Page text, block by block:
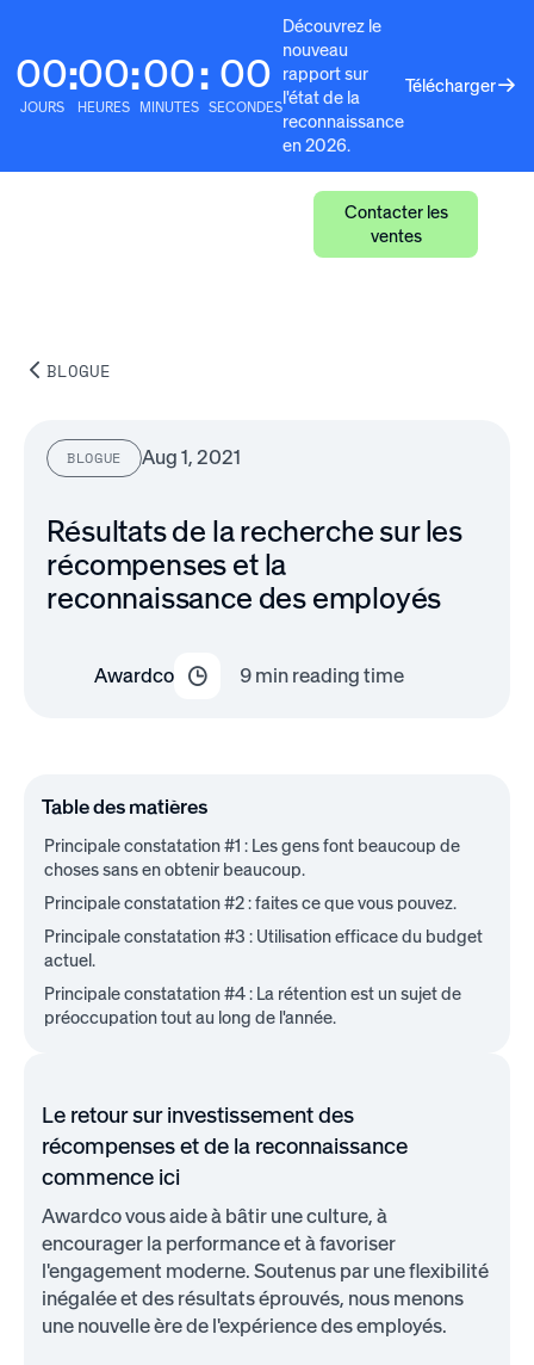
00
JOURS
:00
HEURES
:00
MINUTES
: 00
SECONDES
Découvrez le
nouveau
rapport sur
l'état de la
reconnaissance
en 2026.
Télécharger
Contacter les
ventes
BLOGUE
BLOGUE Aug 1, 2021
Résultats de la recherche sur les
récompenses et la
reconnaissance des employés
Awardco 9min reading time
Table des matières
Principale constatation #1 : Les gens font beaucoup de
choses sans en obtenir beaucoup.
Principale constatation #2 : faites ce que vous pouvez.
Principale constatation #3 : Utilisation efficace du budget
actuel.
Principale constatation #4 : La rétention est un sujet de
préoccupation tout au long de l'année.
Le retour sur investissement des
récompenses et de la reconnaissance
commence ici
Awardco vous aide à bâtir une culture, à
encourager la performance et à favoriser
l'engagement moderne. Soutenus par une flexibilité
inégalée et des résultats éprouvés, nous menons
une nouvelle ère de l'expérience des employés.